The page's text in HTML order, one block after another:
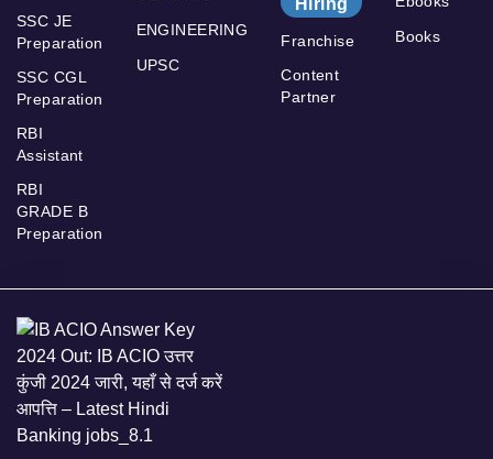
SSC JE
Preparation
SSC CGL
Preparation
RBI
Assistant
RBI
GRADE B
Preparation
ENGINEERING
UPSC
Hiring
Franchise
Content
Partner
Books